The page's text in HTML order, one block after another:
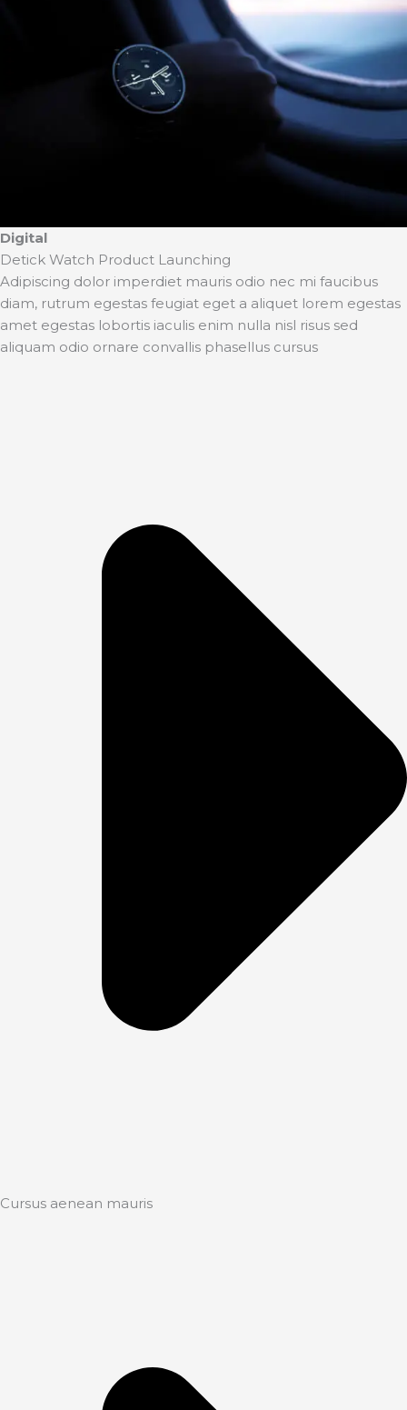
Digital
Detick Watch Product Launching
Adipiscing dolor imperdiet mauris odio nec mi faucibus
diam, rutrum egestas feugiat eget a aliquet lorem egestas
amet egestas lobortis iaculis enim nulla nisl risus sed
aliquam odio ornare convallis phasellus cursus
Cursus aenean mauris